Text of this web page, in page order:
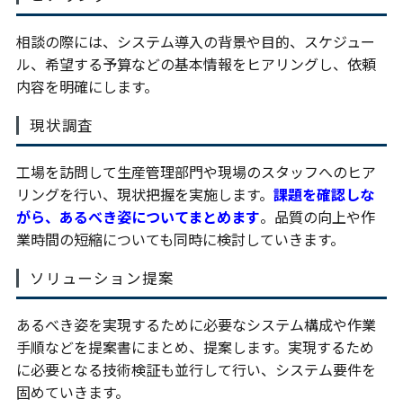
相談の際には、システム導入の背景や目的、スケジュー
ル、希望する予算などの基本情報をヒアリングし、依頼
内容を明確にします。
現状調査
工場を訪問して生産管理部門や現場のスタッフへのヒア
リングを行い、現状把握を実施します。 課題を確認しな
がら、あるべき姿についてまとめます。品質の向上や作
業時間の短縮についても同時に検討していきます。
ソリューション提案
あるべき姿を実現するために必要なシステム構成や作業
手順などを提案書にまとめ、提案します。実現するため
に必要となる技術検証も並行して行い、システム要件を
固めていきます。